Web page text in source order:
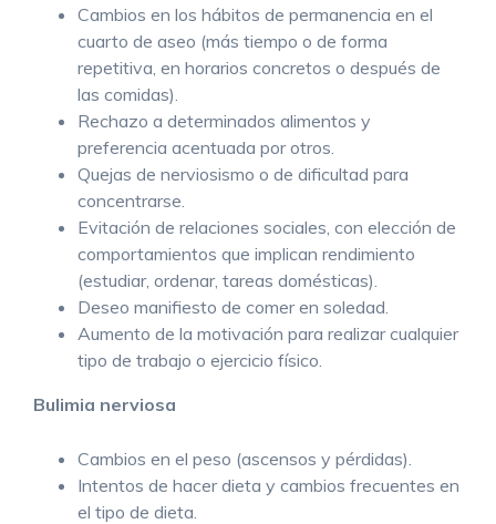
Cambios en los hábitos de permanencia en el
cuarto de aseo (más tiempo o de forma
repetitiva, en horarios concretos o después de
las comidas).
Rechazo a determinados alimentos y
preferencia acentuada por otros.
Quejas de nerviosismo o de dificultad para
concentrarse.
Evitación de relaciones sociales, con elección de
comportamientos que implican rendimiento
(estudiar, ordenar, tareas domésticas).
Deseo manifiesto de comer en soledad.
Aumento de la motivación para realizar cualquier
tipo de trabajo o ejercicio físico.
Bulimia nerviosa
Cambios en el peso (ascensos y pérdidas).
Intentos de hacer dieta y cambios frecuentes en
el tipo de dieta.